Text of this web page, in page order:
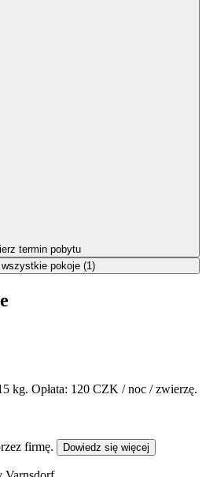
termin pobytu
pokoje (1)
kg. Opłata: 120 CZK / noc / zwierzę.
firmę.
Dowiedz się więcej